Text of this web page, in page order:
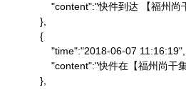
"content":"快件到达 【福州
            },
            {
                "time":"2018-06-07 11:16:19",
"content":"快件在【福州
            },